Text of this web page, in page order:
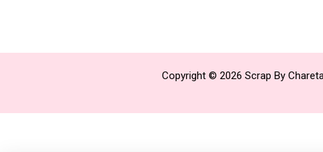
Copyright © 2026 Scrap By